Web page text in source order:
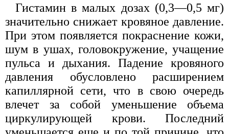
Гистамин в малых дозах (0,3—0,5 мг)
значительно снижает кровяное давление.
При этом появляется покраснение кожи,
шум в ушах, головокружение, учащение
пульса и дыхания. Падение кровяного
давления обусловлено расширением
капиллярной сети, что в свою очередь
влечет за собой уменьшение объема
циркулирующей крови. Последний